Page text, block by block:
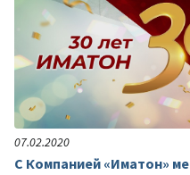
07.02.2020
С Компанией «Иматон»